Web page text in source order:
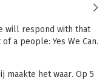
will respond with that
a people: Yes We Can.
maakte het waar. Op 5